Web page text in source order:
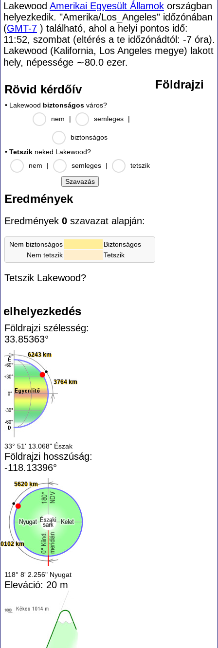
Lakewood Amerikai Egyesült Államok országban
helyezkedik. "Amerika/Los_Angeles" időzónában
(GMT-7 ) található, ahol a helyi pontos idő:
11:52, szombat (eltérés a te időzónádtól: -7 óra).
Lakewood (Kalifornia, Los Angeles megye) lakott
hely, népessége ∼80.0 ezer.
Rövid kérdőív
• Lakewood biztonságos város?
nem
| semleges |
biztonságos
• Tetszik neked Lakewood?
nem
| semleges | tetszik
Eredmények
Eredmények 0 szavazat alapján:
Nem biztonságos
Biztonságos
Nem tetszik
Tetszik
Tetszik Lakewood?
Földrajzi
elhelyezkedés
Földrajzi szélesség:
33.85363°
6243 km
3764 km
33° 51' 13.068" Észak
Földrajzi hosszúság:
-118.13396°
km
5620 km
118° 8' 2.256" Nyugat
Eleváció: 20 m